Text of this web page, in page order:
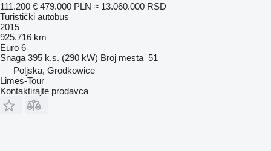
111.200 € 479.000 PLN ≈ 13.060.000 RSD
Turistički autobus
2015
925.716 km
Euro 6
Snaga 395 k.s. (290 kW) Broj mesta 51
Poljska, Grodkowice
Limes-Tour
Kontaktirajte prodavca